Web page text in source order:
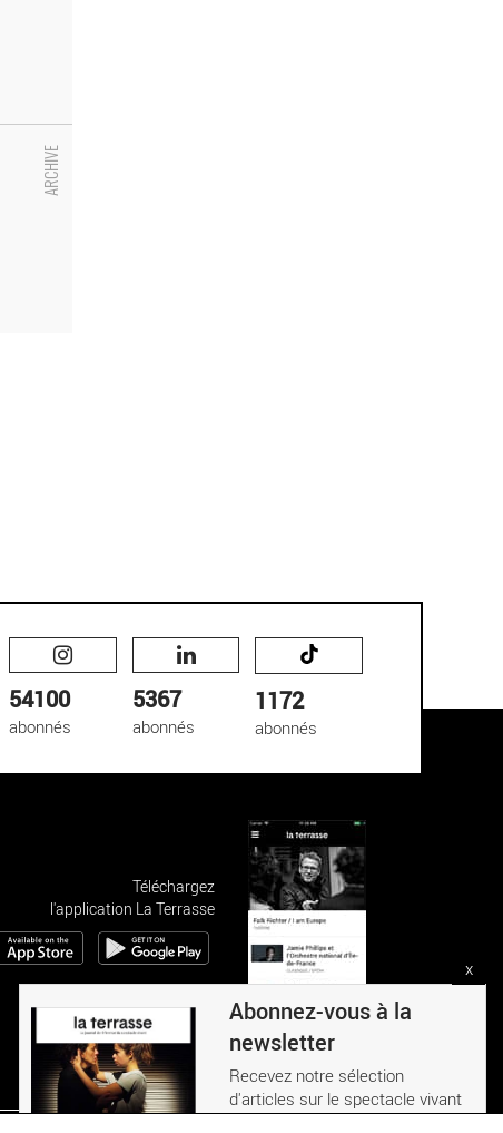
x
Abonnez-vous à la
newsletter
Recevez notre sélection
d'articles sur le spectacle vivant
54100
abonnés
5367
abonnés
1172
abonnés
Téléchargez
l'application La Terrasse